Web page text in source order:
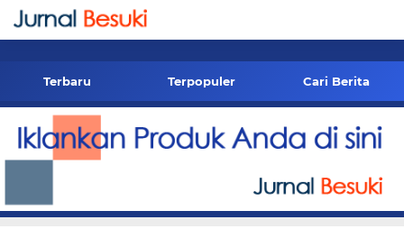
-->
Terbaru Terpopuler Cari Berita